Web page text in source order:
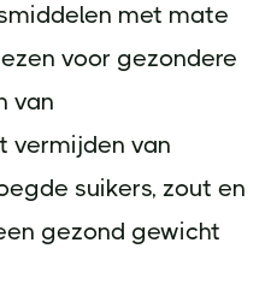
met mate
voor gezondere
van
vermijden van
suikers, zout en
gezond gewicht